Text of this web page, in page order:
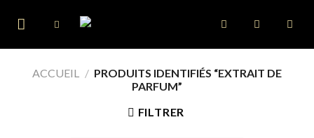
ACCUEIL / PRODUITS IDENTIFIÉS “EXTRAIT DE
PARFUM”
FILTRER